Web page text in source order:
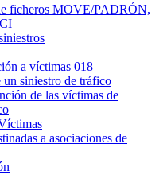
ficheros MOVE/PADRÓN,
a víctimas 018
un siniestro de tráfico
de las víctimas de
a asociaciones de